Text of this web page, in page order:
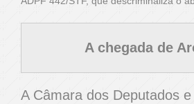
A chegada de
A Câmara dos Deputados